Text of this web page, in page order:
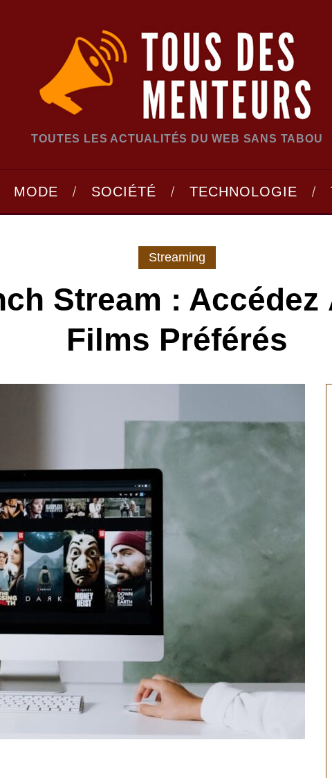
TOUTES LES ACTUALITÉS DU WEB SANS TABOU
MODE SOCIÉTÉ TECHNOLOGIE
Streaming
Stream : Accédez
Films Préférés